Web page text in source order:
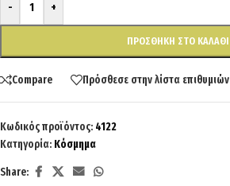
- +
ΠΡΟΣΘΉΚΗ ΣΤΟ ΚΑΛΆΘΙ
Compare Πρόσθεσε στην λίστα επιθυμιών
Κωδικός προϊόντος: 4122
Κατηγορία: Κόσμημα
Share: